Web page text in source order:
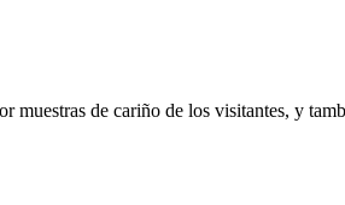
de cariño de los visitantes, y